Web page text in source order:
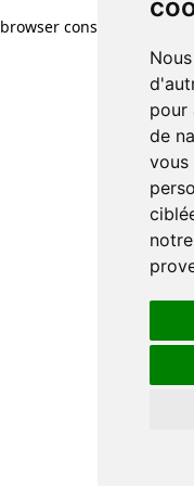
pour
de
vous
browser console for more